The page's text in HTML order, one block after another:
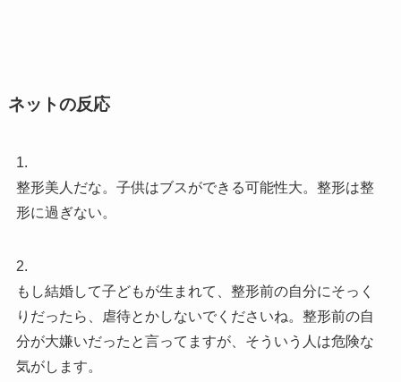
ネットの反応
1.
整形美人だな。子供はブスができる可能性大。整形は整
形に過ぎない。
2.
もし結婚して子どもが生まれて、整形前の自分にそっく
りだったら、虐待とかしないでくださいね。整形前の自
分が大嫌いだったと言ってますが、そういう人は危険な
気がします。